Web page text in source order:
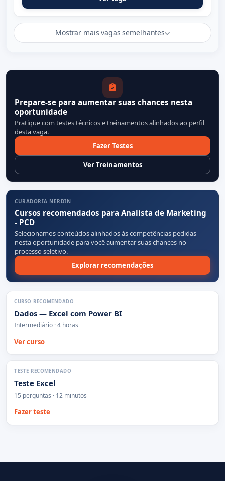
Mostrar mais vagas semelhantes
Prepare-se para aumentar suas chances nesta
oportunidade
Pratique com testes técnicos e treinamentos alinhados ao perfil
desta vaga.
Fazer Testes
Ver Treinamentos
CURADORIA NERDIN
Cursos recomendados para Analista de Marketing
- PCD
Selecionamos conteúdos alinhados às competências pedidas
nesta oportunidade para você aumentar suas chances no
processo seletivo.
Explorar recomendações
CURSO RECOMENDADO
Dados — Excel com Power BI
Intermediário · 4 horas
Ver curso
TESTE RECOMENDADO
Teste Excel
15 perguntas · 12 minutos
Fazer teste